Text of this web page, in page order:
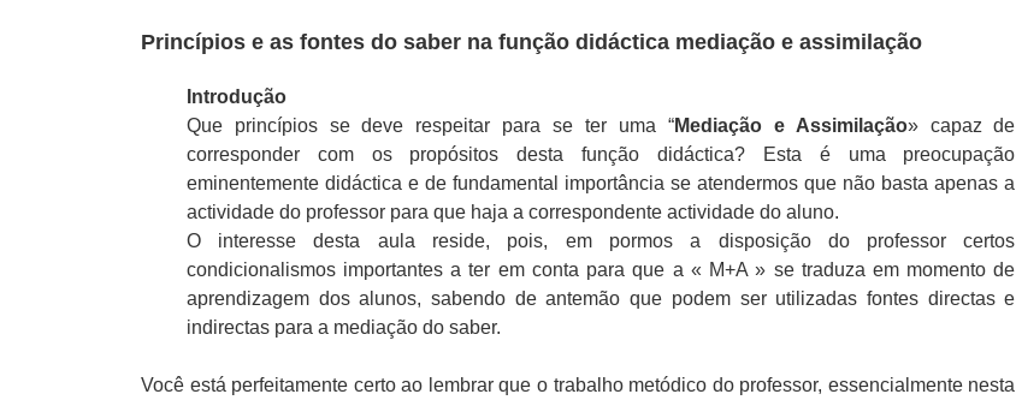
Princípios e as fontes do saber na função didáctica mediação e assimilação
Introdução
Que princípios se deve respeitar para se ter uma “Mediação e Assimilação» capaz de
corresponder com os propósitos desta função didáctica? Esta é uma preocupação
eminentemente didáctica e de fundamental importância se atendermos que não basta apenas a
actividade do professor para que haja a correspondente actividade do aluno.
O interesse desta aula reside, pois, em pormos a disposição do professor certos
condicionalismos importantes a ter em conta para que a « M+A » se traduza em momento de
aprendizagem dos alunos, sabendo de antemão que podem ser utilizadas fontes directas e
indirectas para a mediação do saber.
Você está perfeitamente certo ao lembrar que o trabalho metódico do professor, essencialmente nesta